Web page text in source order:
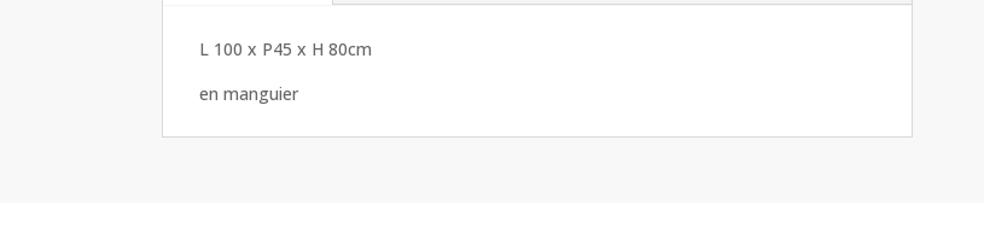
L 100 x P45 x H 80cm
en manguier